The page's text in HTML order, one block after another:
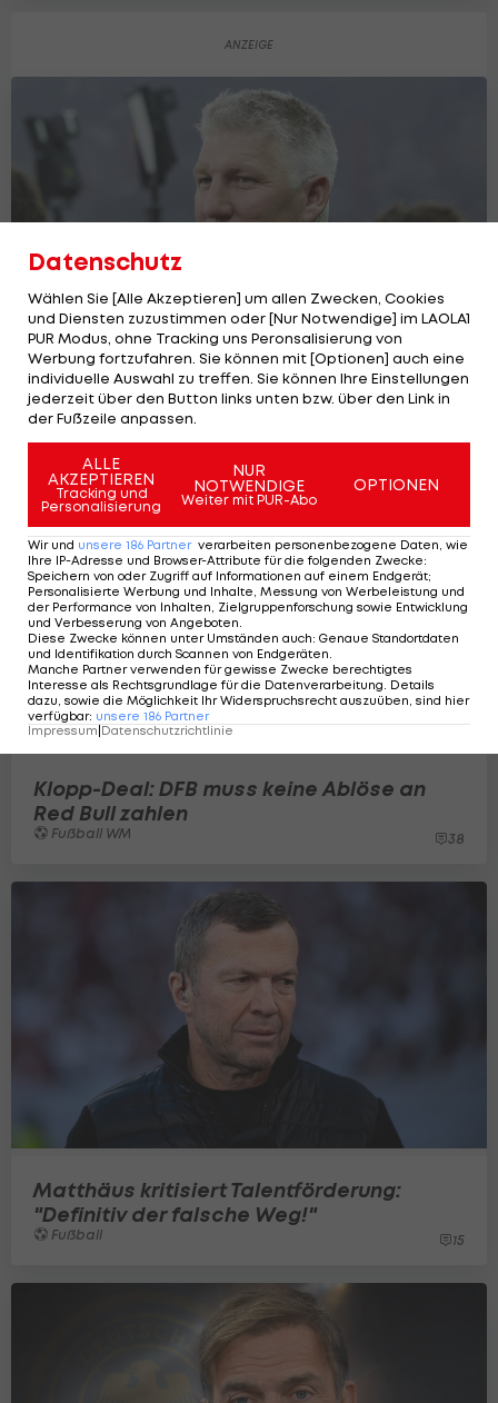
Klopp-Poker: Ex-Weltmeister warnt den
DFB
Klopp-Deal: DFB muss keine Ablöse an
Red Bull zahlen
Fußball WM 38
Matthäus kritisiert Talentförderung:
"Definitiv der falsche Weg!"
Fußball 15
Datenschutz
Wählen Sie [Alle Akzeptieren] um allen Zwecken, Cookies
und Diensten zuzustimmen oder [Nur Notwendige] im LAOLA1
PUR Modus, ohne Tracking uns Peronsalisierung von
Werbung fortzufahren. Sie können mit [Optionen] auch eine
individuelle Auswahl zu treffen. Sie können Ihre Einstellungen
jederzeit über den Button links unten bzw. über den Link in
der Fußzeile anpassen.
ALLE
AKZEPTIEREN
Tracking und
Personalisierung
NUR
NOTWENDIGE
Weiter mit PUR-Abo
OPTIONEN
Wir und unsere 186 Partner verarbeiten personenbezogene Daten, wie
Ihre IP-Adresse und Browser-Attribute für die folgenden Zwecke:
Speichern von oder Zugriff auf Informationen auf einem Endgerät;
Personalisierte Werbung und Inhalte, Messung von Werbeleistung und
der Performance von Inhalten, Zielgruppenforschung sowie Entwicklung
und Verbesserung von Angeboten.
Diese Zwecke können unter Umständen auch: Genaue Standortdaten
und Identifikation durch Scannen von Endgeräten.
Manche Partner verwenden für gewisse Zwecke berechtigtes
Interesse als Rechtsgrundlage für die Datenverarbeitung. Details
dazu, sowie die Möglichkeit Ihr Widerspruchsrecht auszuüben, sind hier
verfügbar: unsere 186 Partner
Impressum Datenschutzrichtlinie